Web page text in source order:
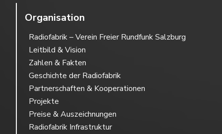
Organisation
Radiofabrik – Verein Freier Rundfunk Salzburg
Leitbild & Vision
Zahlen & Fakten
Geschichte der Radiofabrik
Partnerschaften & Kooperationen
Projekte
Preise & Auszeichnungen
Radiofabrik Infrastruktur